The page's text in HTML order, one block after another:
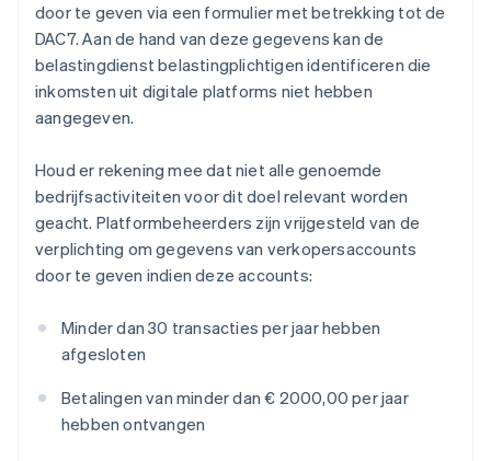
door te geven via een formulier met betrekking tot de
DAC7. Aan de hand van deze gegevens kan de
belastingdienst belastingplichtigen identificeren die
inkomsten uit digitale platforms niet hebben
aangegeven.
Houd er rekening mee dat niet alle genoemde
bedrijfsactiviteiten voor dit doel relevant worden
geacht. Platformbeheerders zijn vrijgesteld van de
verplichting om gegevens van verkopersaccounts
door te geven indien deze accounts:
Minder dan 30 transacties per jaar hebben
afgesloten
Betalingen van minder dan € 2000,00 per jaar
hebben ontvangen